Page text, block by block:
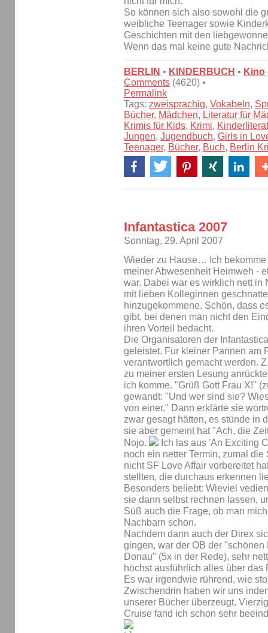
So können sich also sowohl die
weibliche Teenager sowie
Geschichten mit den
Wenn das mal keine gute
BERLIN • KINDERBUCH • Kino
Comments (4620) •
Permalink
Tags: zweisprachig, Vokabeln,
Bücher, Mädchen, Literatur für
Krimis für Kids, Krimi,
Jungen, Jugendbuch, Girls in
Teenager, Bücher, Buch, Berlin
Infantastica 2007
Sonntag, 29. April 2007
Wieder zu Hause… Ich
meiner Abwesenheit Heimweh -
war. Dabei war es wirklich nett in
mit lieben Kolleginnen
hinzugekommene. Schön, dass
gibt, bei denen man nicht den
ihren Vorteil bedacht.
Die Organisatoren der
geleistet. Für kleiner Pannen am
verantwortlich gemacht werden.
zu meiner ersten Lesung
ich komme. "Grüß Gott Frau X!"
gewandt: "Und wer sind sie?
von einer." Dann erklärte sie
zwar gesagt hätten, es stünde in
sie aber gemeint hat "Ach, die
Nojo.
Ich las aus 'An Exciting
noch ein netter Termin, zumal
nicht SF Love Affair vorbereitet
stellten, die durchaus erkennen
Besonders beliebt: Wieviel
sie dann selbst rechnen lassen,
Süß auch die Frage, ob man
Nachbarn schon.
Nachdem dann auch der Direx
gingen, war der OB der
Donau" (5x in der Rede), sehr
höchst ausführlich alles über
Es war irgendwie rührend, wie
Zwischendrin haben wir uns
unserer Bücher überzeugt.
Cruise fand ich schon sehr